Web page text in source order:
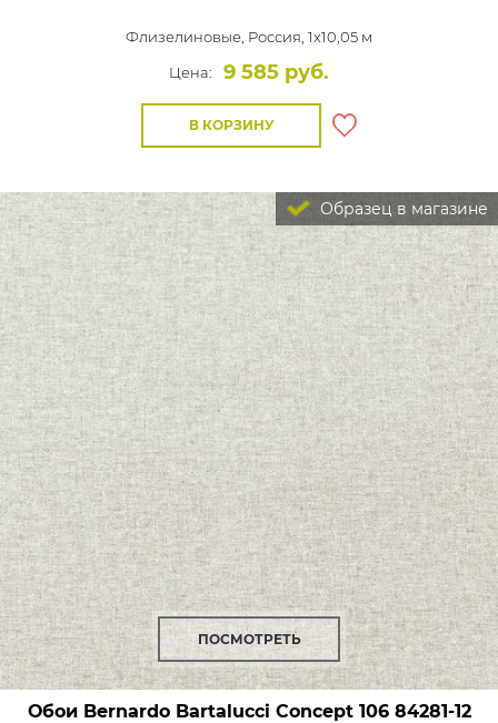
Флизелиновые, Россия, 1x10,05 м
Цена:
9 585 руб.
В КОРЗИНУ
Образец в магазине
ПОСМОТРЕТЬ
Обои Bernardo Bartalucci Concept 10684281-12